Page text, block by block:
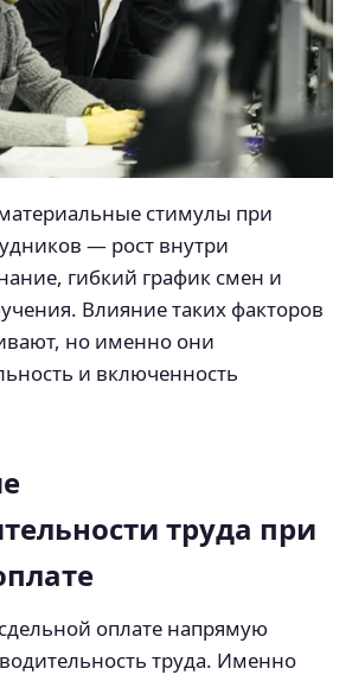
стимулы при
— рост внутри
гибкий график смен и
Влияние таких факторов
но именно они
и включенность
труда при
оплате напрямую
труда. Именно